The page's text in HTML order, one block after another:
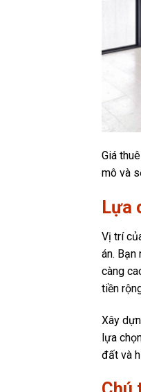
Giá
mô và
Lựa
Vị trí
án. Bạn
càng
tiền
Xây
lựa
đất và